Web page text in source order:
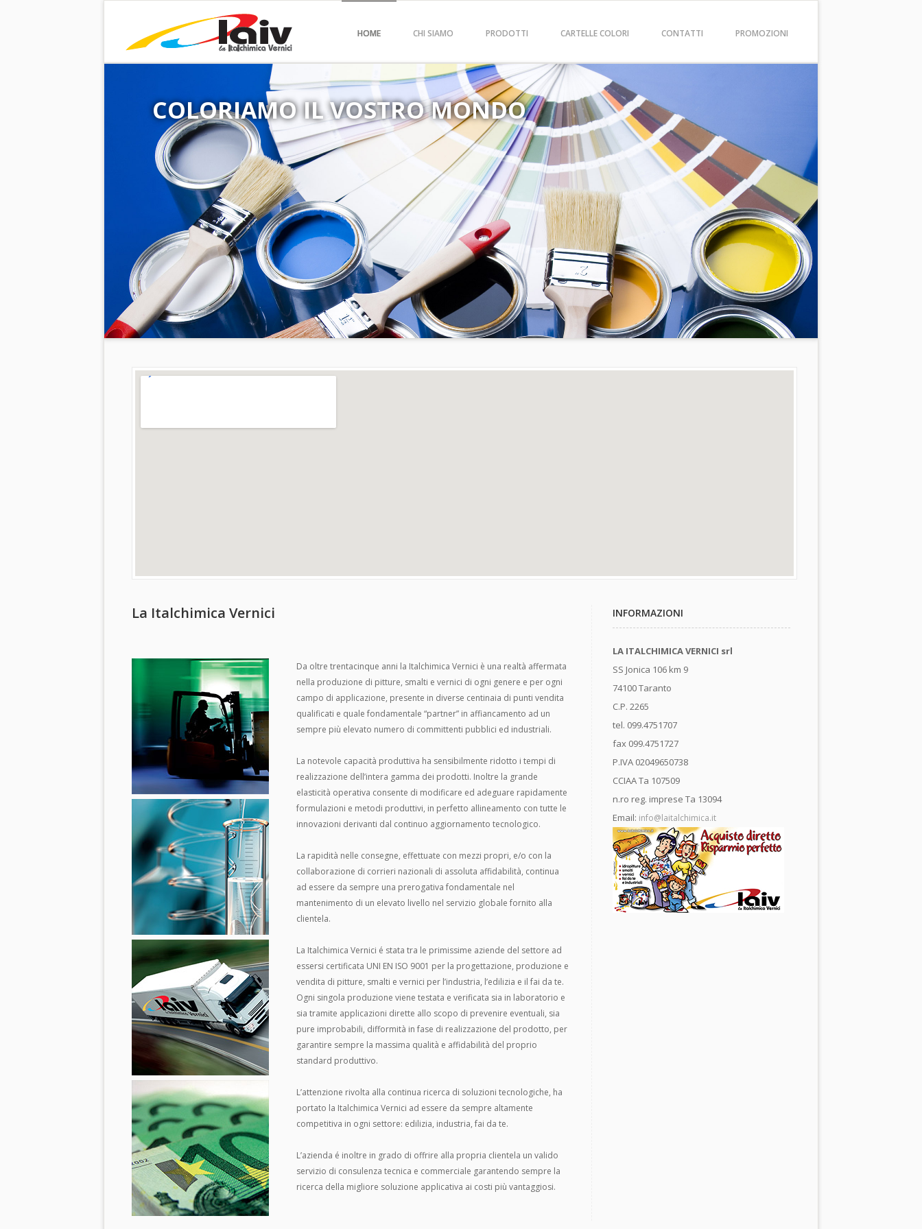
HOME CHI SIAMO PRODOTTI CARTELLE COLORI CONTATTI PROMOZIONI
COLORIAMO IL VOSTRO MONDO
La Italchimica Vernici
Da oltre trentacinque anni la Italchimica Vernici è una realtà affermata
nella produzione di pitture, smalti e vernici di ogni genere e per ogni
campo di applicazione, presente in diverse centinaia di punti vendita
qualificati e quale fondamentale “partner” in affiancamento ad un
sempre più elevato numero di committenti pubblici ed industriali.
La notevole capacità produttiva ha sensibilmente ridotto i tempi di
realizzazione dell’intera gamma dei prodotti. Inoltre la grande
elasticità operativa consente di modificare ed adeguare rapidamente
formulazioni e metodi produttivi, in perfetto allineamento con tutte le
innovazioni derivanti dal continuo aggiornamento tecnologico.
La rapidità nelle consegne, effettuate con mezzi propri, e/o con la
collaborazione di corrieri nazionali di assoluta affidabilità, continua
ad essere da sempre una prerogativa fondamentale nel
mantenimento di un elevato livello nel servizio globale fornito alla
clientela.
La Italchimica Vernici é stata tra le primissime aziende del settore ad
essersi certificata UNI EN ISO 9001 per la progettazione, produzione e
vendita di pitture, smalti e vernici per l’industria, l’edilizia e il fai da te.
Ogni singola produzione viene testata e verificata sia in laboratorio e
sia tramite applicazioni dirette allo scopo di prevenire eventuali, sia
pure improbabili, difformità in fase di realizzazione del prodotto, per
garantire sempre la massima qualità e affidabilità del proprio
standard produttivo.
L’attenzione rivolta alla continua ricerca di soluzioni tecnologiche, ha
portato la Italchimica Vernici ad essere da sempre altamente
competitiva in ogni settore: edilizia, industria, fai da te.
L’azienda é inoltre in grado di offrire alla propria clientela un valido
servizio di consulenza tecnica e commerciale garantendo sempre la
ricerca della migliore soluzione applicativa ai costi più vantaggiosi.
INFORMAZIONI
LA ITALCHIMICA VERNICI srl
SS Jonica 106 km 9
74100 Taranto
C.P. 2265
tel. 099.4751707
fax 099.4751727
P.IVA 02049650738
CCIAA Ta 107509
n.ro reg. imprese Ta 13094
Email: info@laitalchimica.it